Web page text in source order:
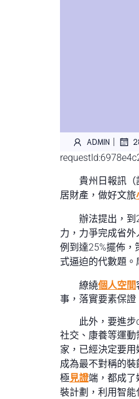
ADMIN |
貴州日報訊（
居財產，做好文旅
辦法提出，
力，力爭完成省
例到達25%擺佈，
式逼迫的代數題
繚繞個人空間
事，落實要素保
此外，要進
社交、康養等運
家，已經決定要
成為最不對稱的
極見證端，都成了
裝計劃，利用智